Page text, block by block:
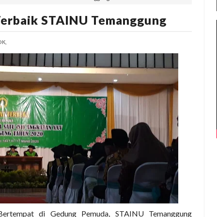
STAINU Temanggung
di Gedung Pemuda, STAINU Temanggung